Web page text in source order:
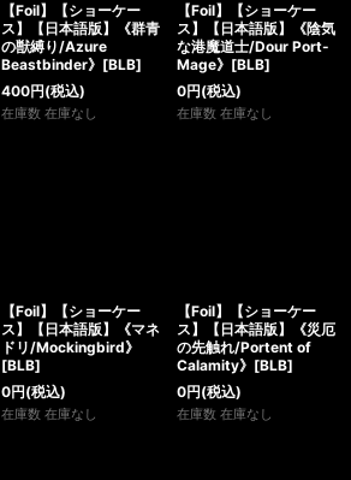
【Foil】【ショーケー
ス】【日本語版】《群青
の獣縛り/Azure
Beastbinder》[BLB]
400円(税込)
在庫数 在庫なし
【Foil】【ショーケー
ス】【日本語版】《陰気
な港魔道士/Dour Port-
Mage》[BLB]
0円(税込)
在庫数 在庫なし
【Foil】【ショーケー
ス】【日本語版】《マネ
ドリ/Mockingbird》
[BLB]
0円(税込)
在庫数 在庫なし
【Foil】【ショーケー
ス】【日本語版】《災厄
の先触れ/Portent of
Calamity》[BLB]
0円(税込)
在庫数 在庫なし